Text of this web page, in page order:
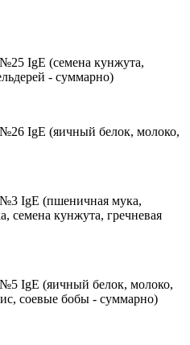
IgE (семена кунжута,
- суммарно)
IgE (яичный белок, молоко,
IgE (пшеничная мука,
семена кунжута, гречневая
IgE (яичный белок, молоко,
соевые бобы - суммарно)